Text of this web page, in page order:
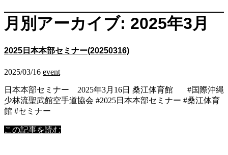
月別アーカイブ: 2025年3月
2025日本本部セミナー(20250316)
2025/03/16 event
日本本部セミナー 2025年3月16日 桑江体育館 #国際沖縄
少林流聖武館空手道協会 #2025日本本部セミナー #桑江体育
館 #セミナー
この記事を読む